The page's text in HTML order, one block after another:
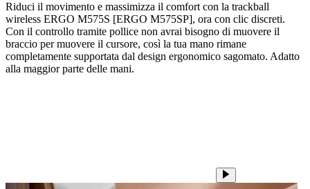
Riduci il movimento e massimizza il comfort con la trackball
wireless ERGO M575S [ERGO M575SP], ora con clic discreti.
Con il controllo tramite pollice non avrai bisogno di muovere il
braccio per muovere il cursore, così la tua mano rimane
completamente supportata dal design ergonomico sagomato. Adatto
alla maggior parte delle mani.